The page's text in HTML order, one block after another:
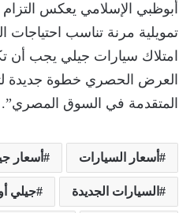
أبوظبي الإسلامي يعكس
تمويلية مرنة تناسب احتياجات
امتلاك سيارات جيلي يجب أن
العرض الحصري خطوة جديدة
المتقدمة في السوق المصري”.
أسعار السيارات أسعار
السيارات الجديدة جيلي